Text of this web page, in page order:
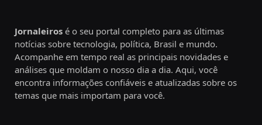
Jornaleiros é o seu portal completo para as últimas
notícias sobre tecnologia, política, Brasil e mundo.
Acompanhe em tempo real as principais novidades e
análises que moldam o nosso dia a dia. Aqui, você
encontra informações confiáveis e atualizadas sobre os
temas que mais importam para você.